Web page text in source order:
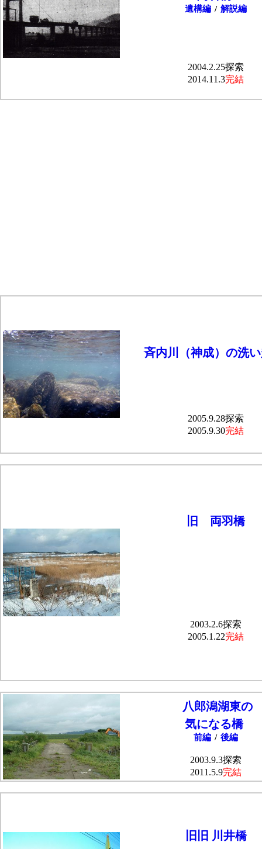
遺構編 / 解説編
2004.2.25探索
2014.11.3完結
斉内川（神成）の洗
2005.9.28探索
2005.9.30完結
旧 両羽橋
2003.2.6探索
2005.1.22完結
八郎潟湖東の
気になる橋
前編 / 後編
2003.9.3探索
2011.5.9完結
旧旧 川井橋